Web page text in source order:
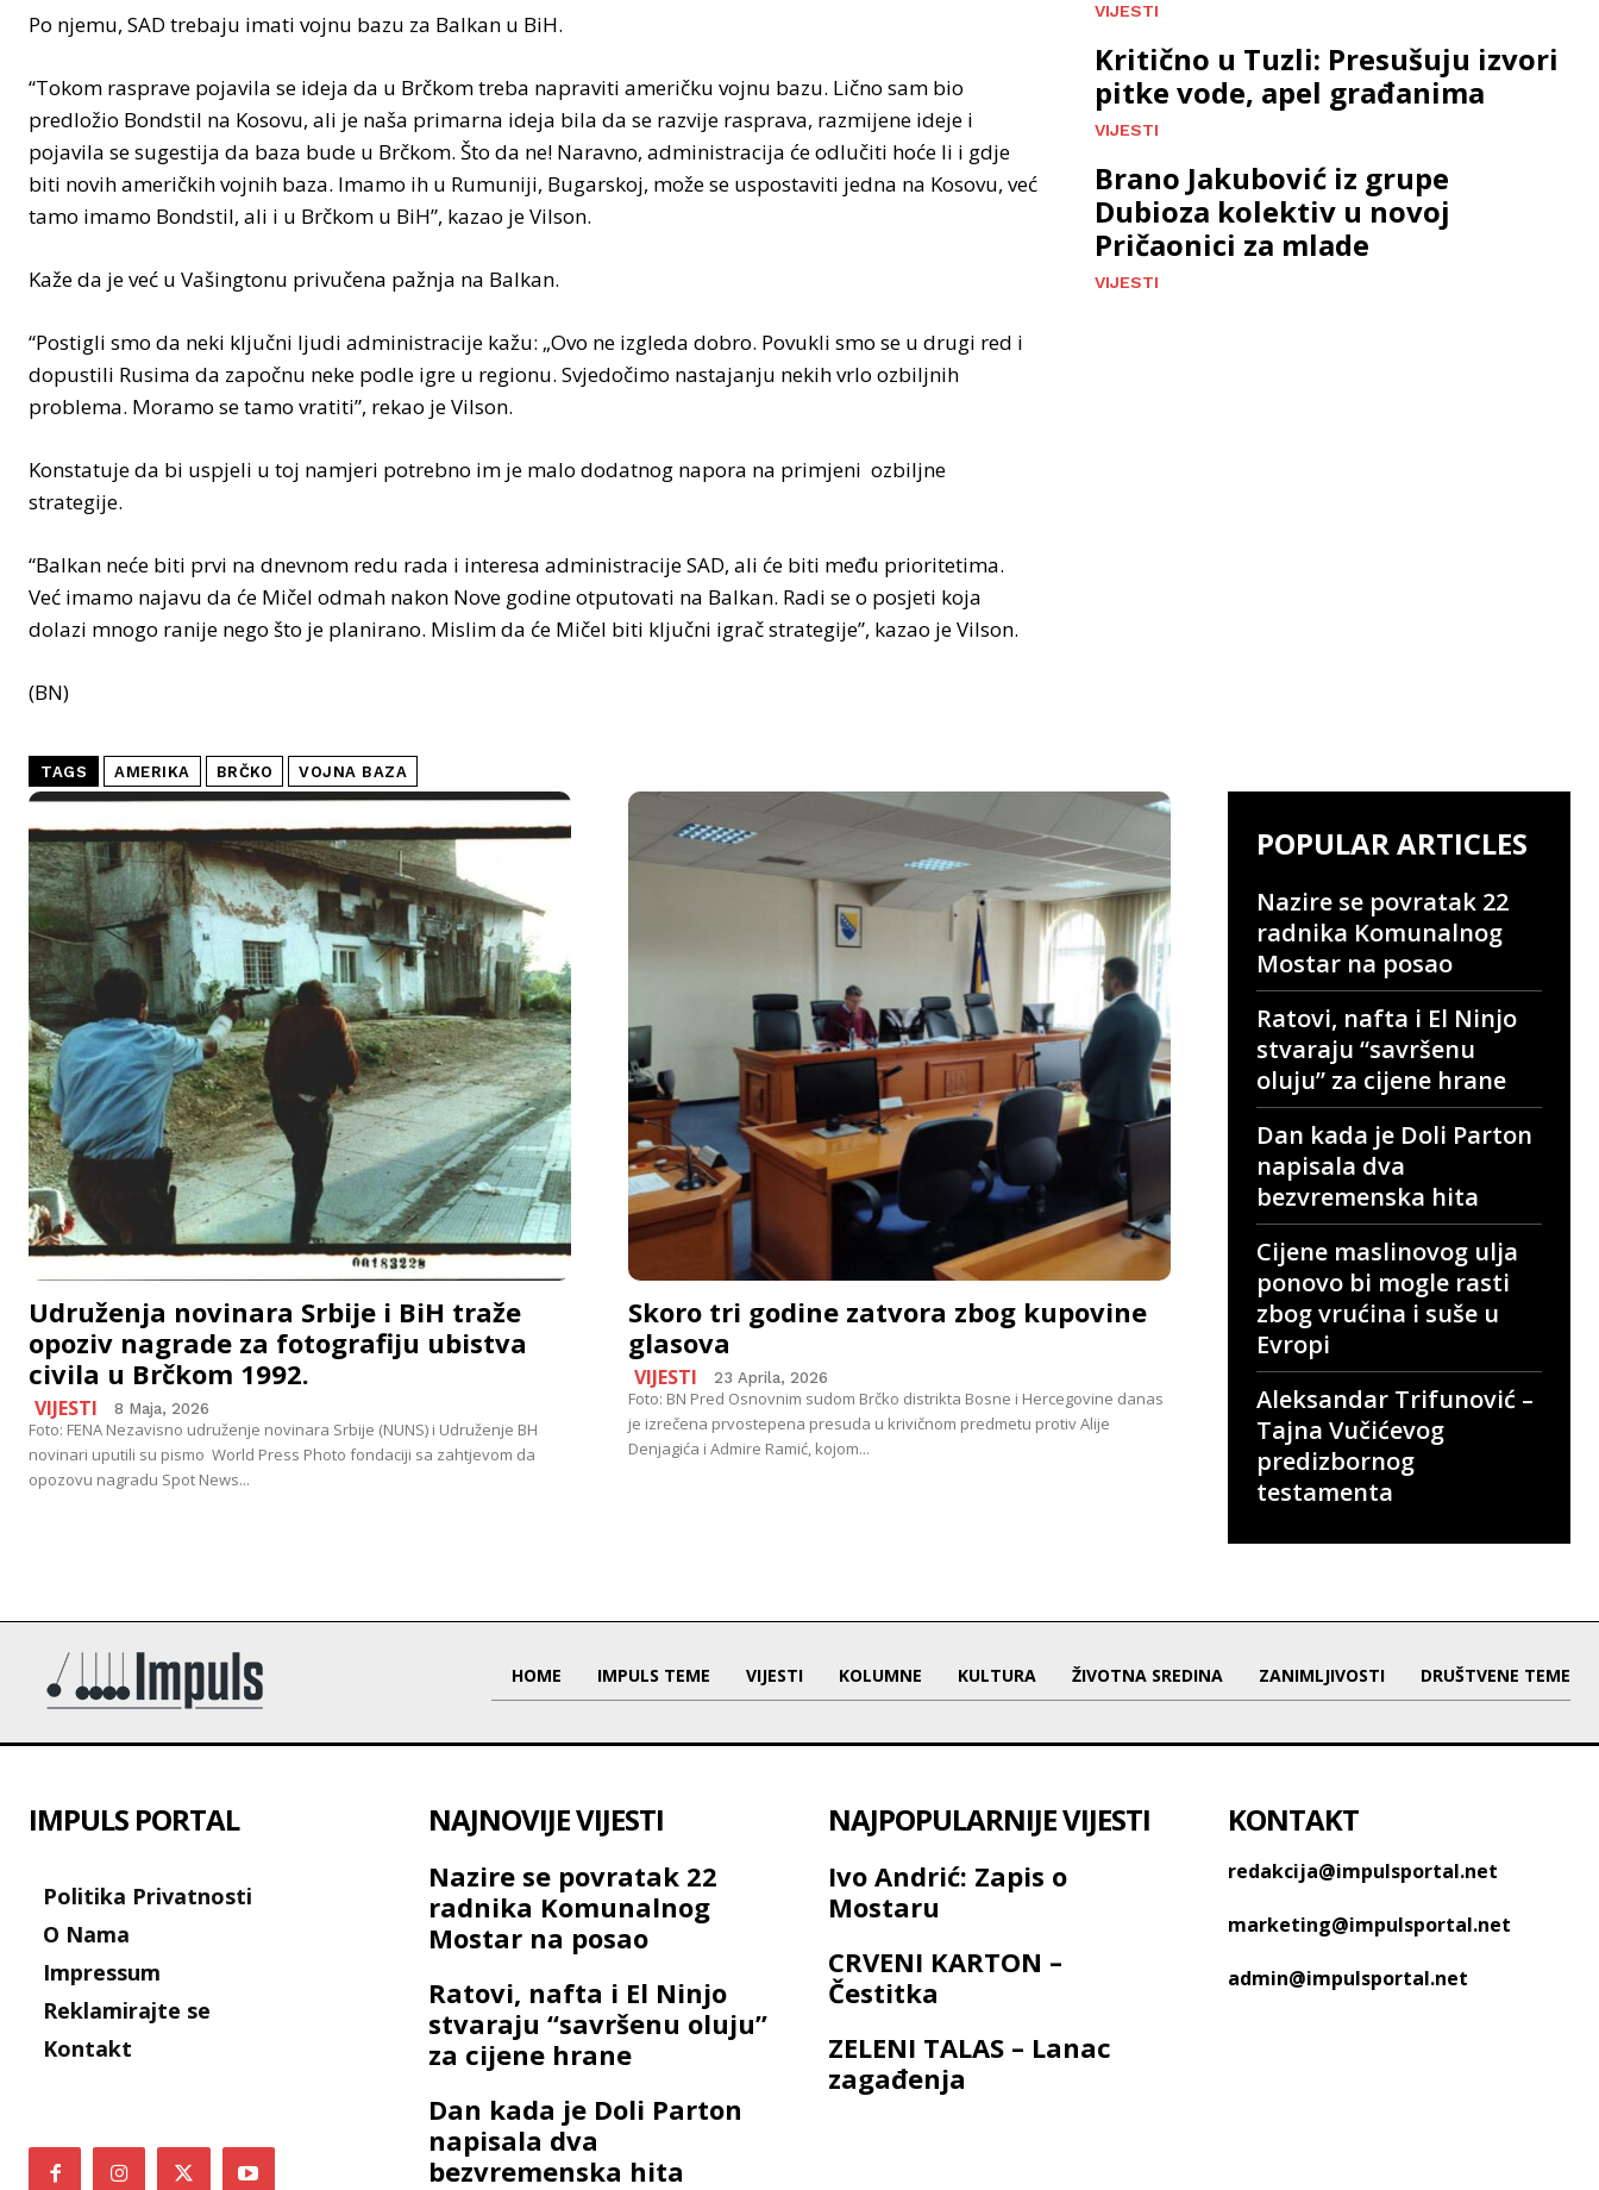
Po njemu, SAD trebaju imati vojnu bazu za Balkan u BiH.
“Tokom rasprave pojavila se ideja da u Brčkom treba napraviti američku vojnu bazu. Lično sam bio
predložio Bondstil na Kosovu, ali je naša primarna ideja bila da se razvije rasprava, razmijene ideje i
pojavila se sugestija da baza bude u Brčkom. Što da ne! Naravno, administracija će odlučiti hoće li i gdje
biti novih američkih vojnih baza. Imamo ih u Rumuniji, Bugarskoj, može se uspostaviti jedna na Kosovu, već
tamo imamo Bondstil, ali i u Brčkom u BiH”, kazao je Vilson.
Kaže da je već u Vašingtonu privučena pažnja na Balkan.
“Postigli smo da neki ključni ljudi administracije kažu: „Ovo ne izgleda dobro. Povukli smo se u drugi red i
dopustili Rusima da započnu neke podle igre u regionu. Svjedočimo nastajanju nekih vrlo ozbiljnih
problema. Moramo se tamo vratiti”, rekao je Vilson.
Konstatuje da bi uspjeli u toj namjeri potrebno im je malo dodatnog napora na primjeni ozbiljne
strategije.
“Balkan neće biti prvi na dnevnom redu rada i interesa administracije SAD, ali će biti među prioritetima.
Već imamo najavu da će Mičel odmah nakon Nove godine otputovati na Balkan. Radi se o posjeti koja
dolazi mnogo ranije nego što je planirano. Mislim da će Mičel biti ključni igrač strategije”, kazao je Vilson.
(BN)
TAGS AMERIKA BRČKO VOJNA BAZA
VIJESTI
Kritično u Tuzli: Presušuju izvori
pitke vode, apel građanima
VIJESTI
Brano Jakubović iz grupe
Dubioza kolektiv u novoj
Pričaonici za mlade
VIJESTI
Udruženja novinara Srbije i BiH traže
opoziv nagrade za fotografiju ubistva
civila u Brčkom 1992.
VIJESTI 8 Maja, 2026
Foto: FENA Nezavisno udruženje novinara Srbije (NUNS) i Udruženje BH
novinari uputili su pismo World Press Photo fondaciji sa zahtjevom da
opozovu nagradu Spot News...
Skoro tri godine zatvora zbog kupovine
glasova
VIJESTI 23 Aprila, 2026
Foto: BN Pred Osnovnim sudom Brčko distrikta Bosne i Hercegovine danas
je izrečena prvostepena presuda u krivičnom predmetu protiv Alije
Denjagića i Admire Ramić, kojom...
POPULAR ARTICLES
Nazire se povratak 22
radnika Komunalnog
Mostar na posao
Ratovi, nafta i El Ninjo
stvaraju “savršenu
oluju” za cijene hrane
Dan kada je Doli Parton
napisala dva
bezvremenska hita
Cijene maslinovog ulja
ponovo bi mogle rasti
zbog vrućina i suše u
Evropi
Aleksandar Trifunović –
Tajna Vučićevog
predizbornog
testamenta
HOME IMPULS TEME VIJESTI KOLUMNE KULTURA ŽIVOTNA SREDINA ZANIMLJIVOSTI DRUŠTVENE TEME
IMPULS PORTAL
Politika Privatnosti
O Nama
Impressum
Reklamirajte se
Kontakt
NAJNOVIJE VIJESTI
Nazire se povratak 22
radnika Komunalnog
Mostar na posao
Ratovi, nafta i El Ninjo
stvaraju “savršenu oluju”
za cijene hrane
Dan kada je Doli Parton
napisala dva
bezvremenska hita
NAJPOPULARNIJE VIJESTI
Ivo Andrić: Zapis o
Mostaru
CRVENI KARTON –
Čestitka
ZELENI TALAS – Lanac
zagađenja
KONTAKT
redakcija@impulsportal.net
marketing@impulsportal.net
admin@impulsportal.net